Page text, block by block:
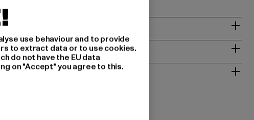
RETOURNEREN
use behaviour and to provide
to extract data or to use cookies.
do not have the EU data
on "Accept" you agree to this.